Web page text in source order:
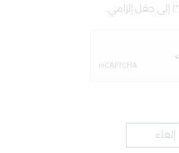
إلى حقل إلزامي.
إلغاء